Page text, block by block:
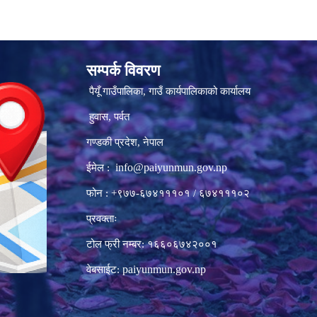
सम्पर्क विवरण
पैयूँ गाउँपालिका, गाउँ कार्यपालिकाको कार्यालय
हुवास, पर्वत
गण्डकी प्रदेश, नेपाल
ईमेल :info@paiyunmun.gov.np
फोन : +९७७-६७४१११०१ / ६७४१११०२
प्रवक्ताः
टोल फ्री नम्बर: १६६०६७४२००१
वेबसाईट: paiyunmun.gov.np